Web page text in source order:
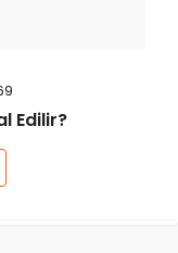
Edilir?